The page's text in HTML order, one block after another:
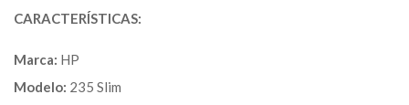
CARACTERÍSTICAS:
Marca: HP
Modelo: 235 Slim